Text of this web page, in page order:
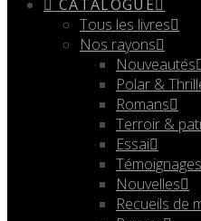
CATALOGUE
Tous les livres
Nos rayons
Nouveautés
Polar &
Romans
Terroir &
Essai
Nouvelles
Recueils de